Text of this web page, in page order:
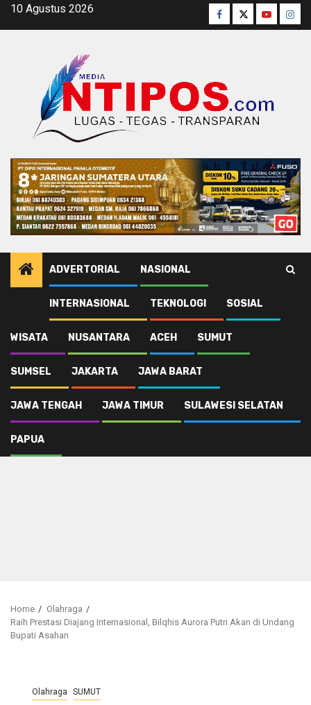
Skip10 Agustus 2026 Facebook
TwitterYoutube
ADVERTORIAL NASIONAL
INTERNASIONAL TEKNOLOGI SOSIAL
WISATA NUSANTARA ACEH SUMUT
SUMSEL JAKARTA JAWA BARAT
JAWA TENGAH JAWA TIMUR SULAWESI SELATAN
PAPUA
Home
Olahraga
Raih Prestasi Diajang Internasional, Bilqhis Aurora Putri Akan di Undang
Bupati Asahan
Olahraga SUMUT